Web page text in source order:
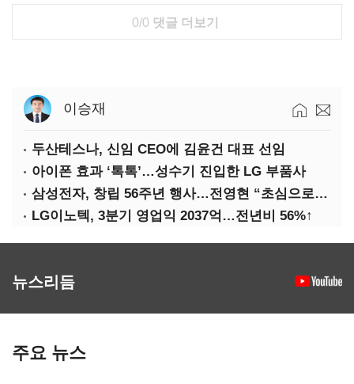
0/0 댓글 더보기
이승재
두산테스나, 신임 CEO에 김윤건 대표 선임
아이폰 효과 ‘톡톡’…성수기 진입한 LG 부품사
삼성전자, 창립 56주년 행사…전영현 “초심으로 경쟁력 회복해야”
LG이노텍, 3분기 영업익 2037억…전년비 56%↑
뉴스리듬
주요 뉴스